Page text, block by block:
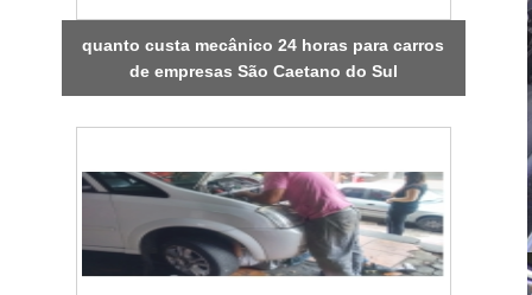
quanto custa mecânico 24 horas para carros
de empresas São Caetano do Sul